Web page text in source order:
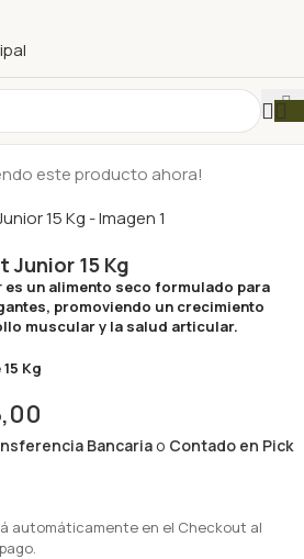
este producto ahora!
Junior 15 Kg
es un alimento seco formulado para
promoviendo un crecimiento
muscular y la salud articular.
Kg
Bancaria o Contado en Pick
automáticamente en el Checkout al